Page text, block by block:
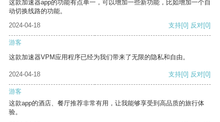
这款加速器app的功能有点单一，可以增加一些新功能，比如增加一个自
动切换线路的功能。
2024-04-18
支持[0] 反对[0]
游客
这款加速器VPM应用程序已经为我们带来了无限的隐私和自由。
2024-04-18 支持[0] 反对[0]
游客
这款app的酒店、餐厅推荐非常有用，让我能够享受到高品质的旅行体
验。